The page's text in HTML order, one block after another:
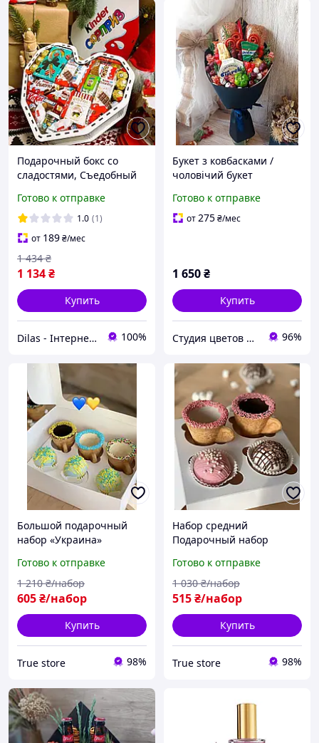
Подарочный бокс со
сладостями, Съедобный
подарочные боксы для
девушки
Готово к отправке
1.0 (1)
от 189₴/мес
1 134₴
1 434 ₴
Купить
Dilas - Інтернет-магазин 100%
Букет з ковбасками /
чоловічий букет
Готово к отправке
от275₴/мес
1 650₴
Купить
Студия цветов и подарков "MadamPodari" 96%
Большой подарочный
набор «Украина»
съедобные чашки + 3
какао бомбочки для
горячих напитков
Готово к отправке
605₴/набор
1 210 ₴/набор
Купить
True store 98%
Набор средний
Подарочный набор
съедобные чашки + 2
какао бомбочки для
горячих напитков
Готово к отправке
515₴/набор
1 030 ₴/набор
Купить
True store 98%